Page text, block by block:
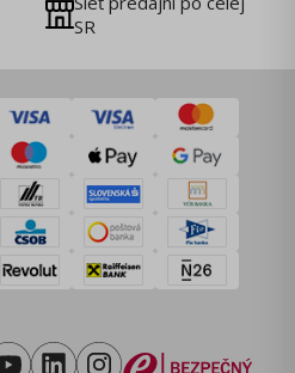
SR